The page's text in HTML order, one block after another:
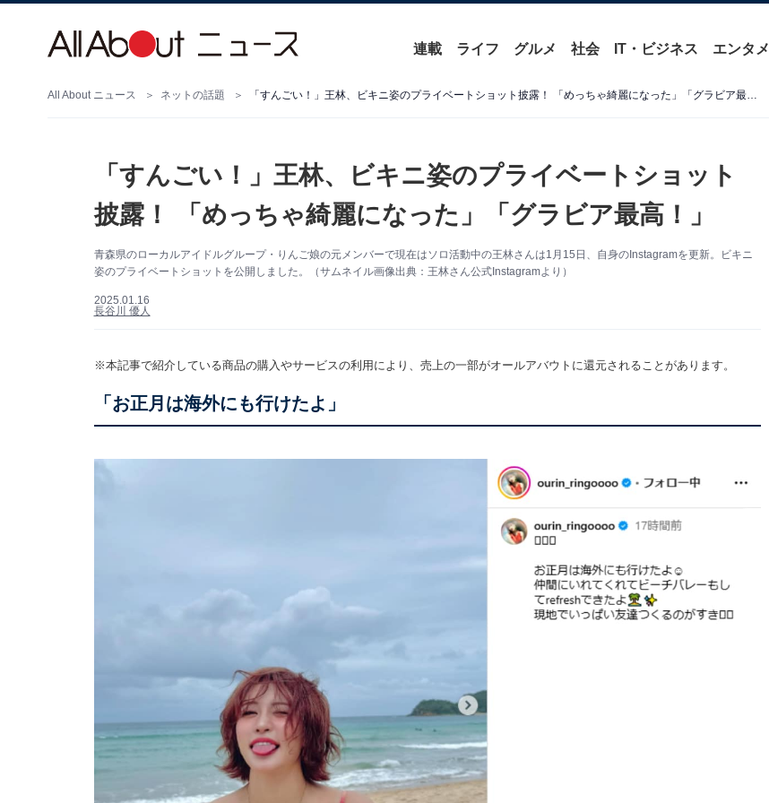
連載 ライフ グルメ 社会 IT・ビジネス エンタメ
All About ニュース ネットの話題 「すんごい！」王林、ビキニ姿のプライベートショット披露！ 「めっちゃ綺麗になった」「グラビア最高！」
「すんごい！」王林、ビキニ姿のプライベートショット
披露！ 「めっちゃ綺麗になった」「グラビア最高！」
青森県のローカルアイドルグループ・りんご娘の元メンバーで現在はソロ活動中の王林さんは1月15日、自身のInstagramを更新。ビキニ
姿のプライベートショットを公開しました。（サムネイル画像出典：王林さん公式Instagramより）
2025.01.16
長谷川 優人
※本記事で紹介している商品の購入やサービスの利用により、売上の一部がオールアバウトに還元されることがあります。
「お正月は海外にも行けたよ」